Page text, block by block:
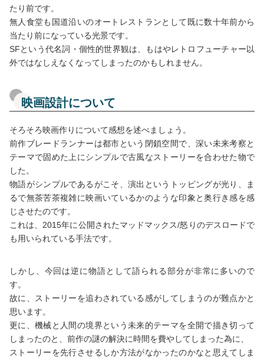
たり前です。
無人食堂も国道沿いのオートレストランとして既に数十年前から
当たり前になっている光景です。
SFという代名詞・個性的世界観は、もはやレトロフューチャー以
外ではなしえなくなってしまったのかもしれません。
映画設計について
そろそろ映画作りについて感想を述べましょう。
前作ブレードランナーは都市という閉鎖空間で、深い未来考察と
テーマで固めた上にシンプルで古風なストーリーを合わせた物で
した。
物語がシンプルであるがこそ、演出というトッピングが光り、ま
るで無茶苦茶複雑に映画いているかのような印象と奥行き感を感
じさせたのです。
これは、2015年に公開されたマッドマックス/怒りのデスロードで
も用いられている手法です。
しかし、今回は逆に物語として語られる部分が非常に多いので
す。
故に、ストーリーを追わされている感がしてしまうのが難点かと
思います。
更に、機械と人間の境界という未来的テーマを全開で描き切って
しまったのと、前作の謎の解決に時間を費やしてしまった為に、
ストーリーを先行させるしか方法がなかったのかなと思えてしま